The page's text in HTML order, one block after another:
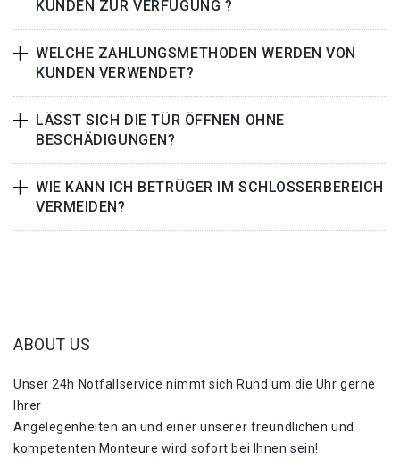
KUNDEN ZUR VERFÜGUNG ?
WELCHE ZAHLUNGSMETHODEN WERDEN VON
KUNDEN VERWENDET?
LÄSST SICH DIE TÜR ÖFFNEN OHNE
BESCHÄDIGUNGEN?
WIE KANN ICH BETRÜGER IM SCHLOSSERBEREICH
VERMEIDEN?
ABOUT US
Unser 24h Notfallservice nimmt sich Rund um die Uhr gerne
Ihrer
Angelegenheiten an und einer unserer freundlichen und
kompetenten Monteure wird sofort bei Ihnen sein!